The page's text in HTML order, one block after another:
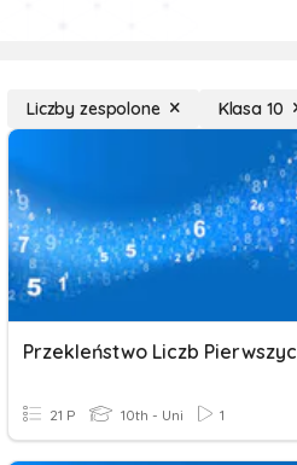
Liczby zespolone Klasa 10
Przekleństwo Liczb
21 P 10th - Uni 1